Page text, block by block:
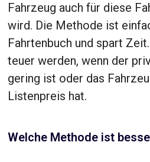
Fahrzeug auch für diese
wird. Die Methode ist
Fahrtenbuch und spart
teuer werden, wenn der
gering ist oder das
Listenpreis hat.
Welche Methode ist